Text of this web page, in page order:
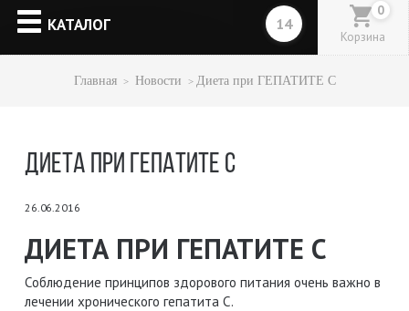
КАТАЛОГ
0
Корзина
Главная Новости Диета при ГЕПАТИТЕ С
ДИЕТА ПРИ ГЕПАТИТЕ С
26.06.2016
ДИЕТА ПРИ ГЕПАТИТЕ С
Соблюдение принципов здорового питания очень важно в
лечении хронического гепатита С.